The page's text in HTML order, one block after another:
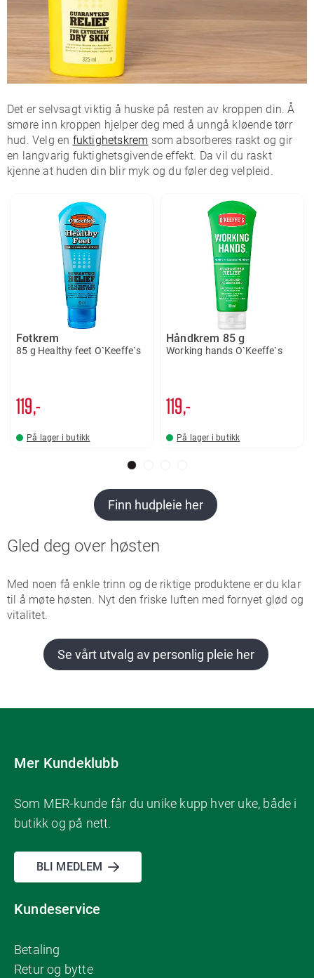
Det er selvsagt viktig å huske på resten av kroppen din. Å
smøre inn kroppen hjelper deg med å unngå kløende tørr
hud. Velg en fuktighetskrem som absorberes raskt og gir
en langvarig fuktighetsgivende effekt. Da vil du raskt
kjenne at huden din blir myk og du føler deg velpleid.
Fotkrem
85 g Healthy feet O`Keeffe`s
119,-
På lager i butikk
Håndkrem 85 g
Working hands O`Keeffe`s
119,-
På lager i butikk
Finn hudpleie her
Gled deg over høsten
Med noen få enkle trinn og de riktige produktene er du klar
til å møte høsten. Nyt den friske luften med fornyet glød og
vitalitet.
Se vårt utvalg av personlig pleie her
Mer Kundeklubb
Som MER-kunde får du unike kupp hver uke, både i
butikk og på nett.
BLI MEDLEM
Kundeservice
Betaling
Retur og bytte